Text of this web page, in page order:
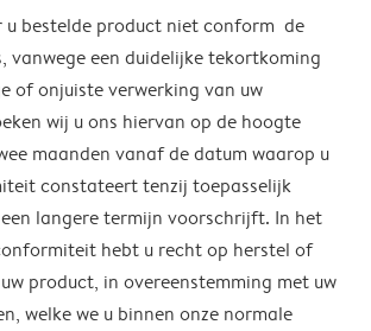
u bestelde product niet conform de
vanwege een duidelijke tekortkoming
of onjuiste verwerking van uw
wij u ons hiervan op de hoogte
maanden vanaf de datum waarop u
constateert tenzij toepasselijk
langere termijn voorschrijft. In het
hebt u recht op herstel of
product, in overeenstemming met uw
welke we u binnen onze normale